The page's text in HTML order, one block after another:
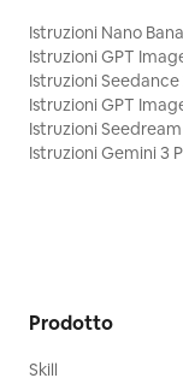
Istruzioni Nano
Istruzioni GPT
Istruzioni Seedance
Istruzioni GPT
Istruzioni Seedream
Istruzioni Gemini 3
Prodotto
Skill